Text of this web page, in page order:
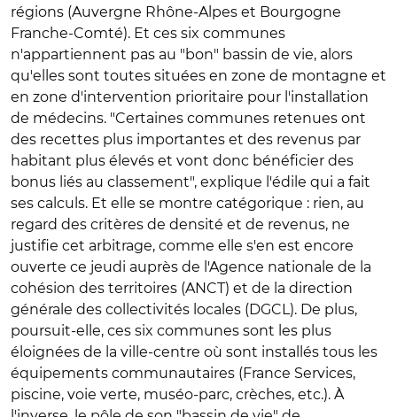
régions (Auvergne Rhône-Alpes et Bourgogne
Franche-Comté). Et ces six communes
n'appartiennent pas au "bon" bassin de vie, alors
qu'elles sont toutes situées en zone de montagne et
en zone d'intervention prioritaire pour l'installation
de médecins. "Certaines communes retenues ont
des recettes plus importantes et des revenus par
habitant plus élevés et vont donc bénéficier des
bonus liés au classement", explique l'édile qui a fait
ses calculs. Et elle se montre catégorique : rien, au
regard des critères de densité et de revenus, ne
justifie cet arbitrage, comme elle s'en est encore
ouverte ce jeudi auprès de l'Agence nationale de la
cohésion des territoires (ANCT) et de la direction
générale des collectivités locales (DGCL). De plus,
poursuit-elle, ces six communes sont les plus
éloignées de la ville-centre où sont installés tous les
équipements communautaires (France Services,
piscine, voie verte, muséo-parc, crèches, etc.). À